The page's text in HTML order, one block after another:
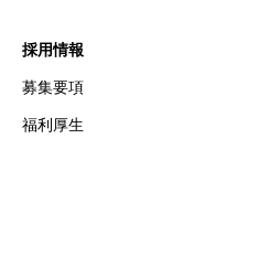
採用情報
募集要項
福利厚生